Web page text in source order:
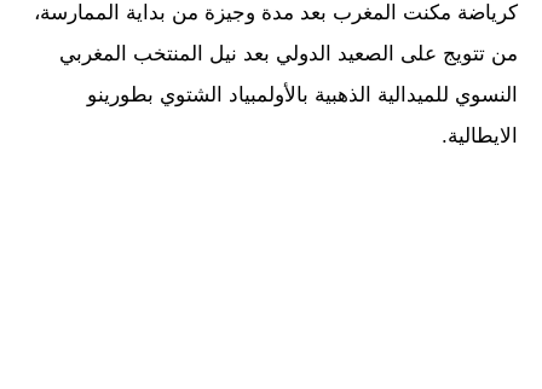
كرياضة مكنت المغرب بعد مدة وجيزة من بداية الممارسة،
من تتويج على الصعيد الدولي بعد نيل المنتخب المغربي
النسوي للميدالية الذهبية بالأولمبياد الشتوي بطورينو
الايطالية.